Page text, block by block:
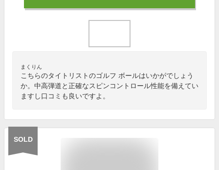
まくりん
こちらのタイトリストのゴルフ ボールはいかがでしょう
か。中高弾道と正確なスピンコントロール性能を備えてい
ますし口コミも良いですよ。
SOLD